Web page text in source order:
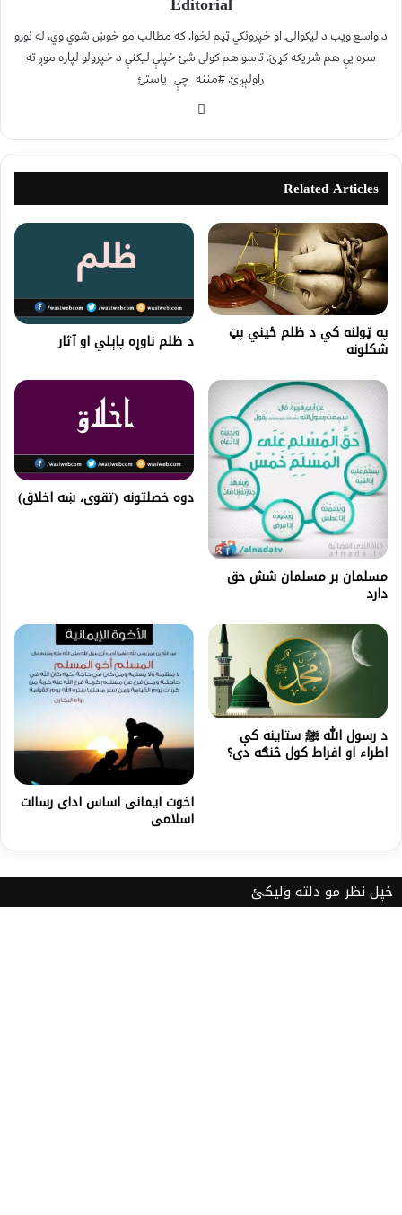
د واسع ویب د لیکوالۍ او خپرونکي ټیم لخوا. که مطالب مو خوښ شوي وي، له نورو
سره یې هم شریکه کړئ. تاسو هم کولی شئ خپلې لیکنې د خپرولو لپاره موږ ته
راولېږئ. #مننه_چې_یاستئ
Related Articles
په ټولنه کي د ظلم ځیني پټ
شکلونه د ظلم ناوړه پاېلي او آثار
مسلمان بر مسلمان شش حق
دارد
دوه خصلتونه (تقوی، ښه اخلاق)
د رسول الله ﷺ ستاینه کې
اطراء او افراط کول څنګه دی؟
اخوت ایمانی اساس ادای رسالت
اسلامی
خپل نظر مو دلته ولیکئ